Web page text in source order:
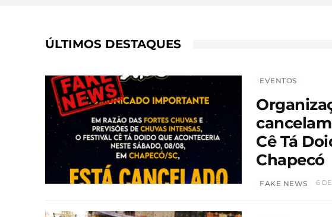
ÚLTIMOS DESTAQUES
EVENTOS
Cê Tá
Chapecó
FAKE NEWS 6